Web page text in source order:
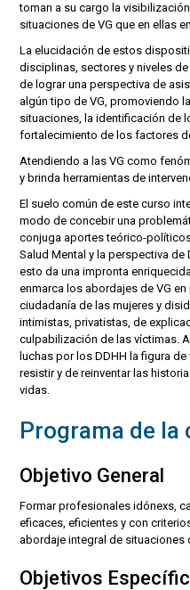
toman a su cargo la
situaciones de VG que en ellas
La elucidación de estos
disciplinas, sectores y niveles
de lograr una perspectiva de
algún tipo de VG, promoviendo
situaciones, la identificación de
fortalecimiento de los factores
Atendiendo a las VG como
y brinda herramientas de
El suelo común de este curso
modo de concebir una
conjuga aportes teórico-
Salud Mental y la perspectiva de
esto da una impronta
enmarca los abordajes de VG
ciudadanía de las mujeres y
intimistas, privatistas, de
culpabilización de las víctimas.
luchas por los DDHH la figura
resistir y de reinventar las
vidas.
Programa de la
Objetivo General
Formar profesionales idónexs,
eficaces, eficientes y con
abordaje integral de situaciones
Objetivos